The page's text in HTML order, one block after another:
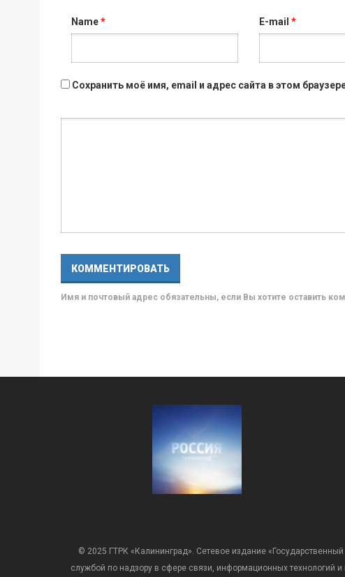
Name* E-mail*
Сохранить моё имя, email и адрес сайта в этом
Имя и почтовый адрес обязательны, если Вы хотите оставить
© 2025 ГТРК «Калининград». Сетевое издание
службой по надзору в сфере связи, информационных технологий